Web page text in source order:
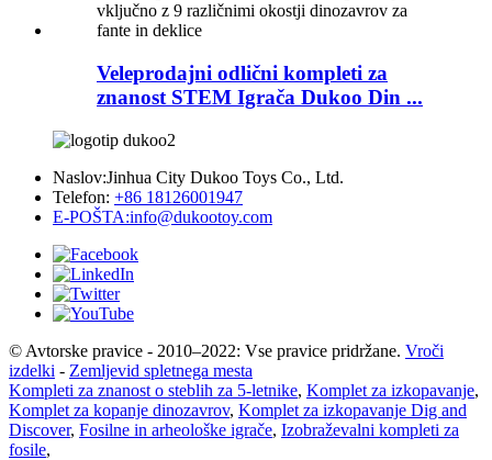
Veleprodajni odlični kompleti za
znanost STEM Igrača Dukoo Din ...
Naslov:Jinhua City Dukoo Toys Co., Ltd.
Telefon: +86 18126001947
E-POŠTA:info@dukootoy.com
© Avtorske pravice - 2010–2022: Vse pravice pridržane. Vroči
izdelki - Zemljevid spletnega mesta
Kompleti za znanost o steblih za 5-letnike, Komplet za izkopavanje,
Komplet za kopanje dinozavrov, Komplet za izkopavanje Dig and
Discover, Fosilne in arheološke igrače, Izobraževalni kompleti za
fosile,